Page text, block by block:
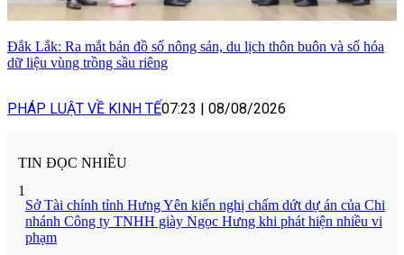
Đắk Lắk: Ra mắt bản đồ số nông sản, du lịch thôn buôn và số hóa
dữ liệu vùng trồng sầu riêng
PHÁP LUẬT VỀ KINH TẾ07:23 | 08/08/2026
TIN ĐỌC NHIỀU
1
Sở Tài chính tỉnh Hưng Yên kiến nghị chấm dứt dự án của Chi
nhánh Công ty TNHH giày Ngọc Hưng khi phát hiện nhiều vi
phạm